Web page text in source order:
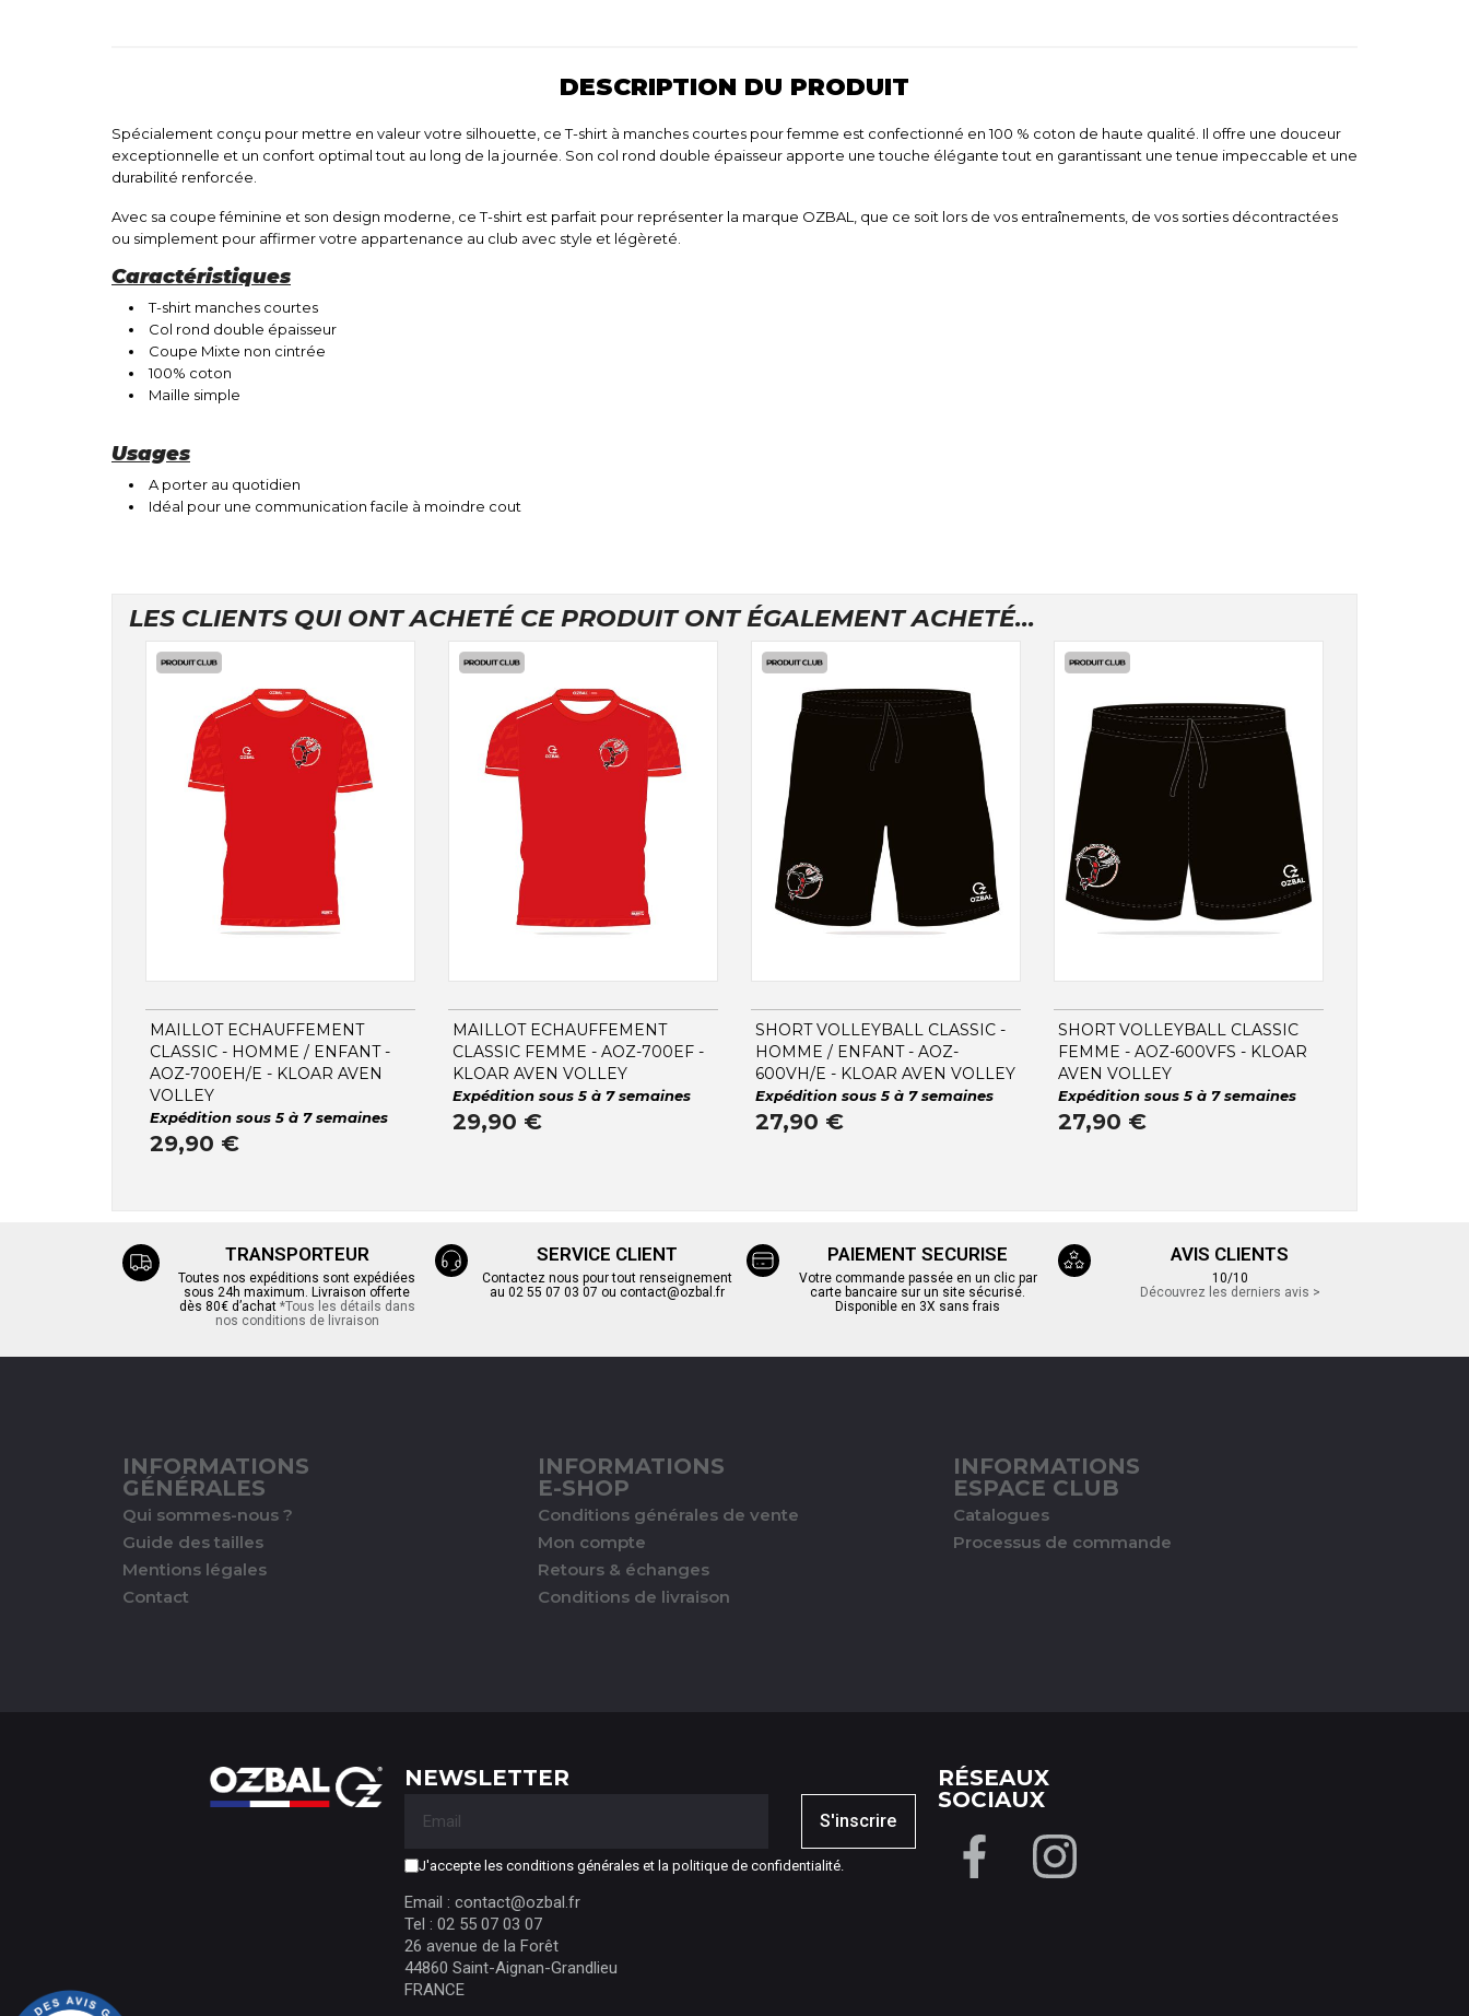
DESCRIPTION DU PRODUIT
Spécialement conçu pour mettre en valeur votre silhouette, ce T-shirt à manches courtes pour femme est confectionné en 100 % coton de haute qualité. Il offre une douceur
exceptionnelle et un confort optimal tout au long de la journée. Son col rond double épaisseur apporte une touche élégante tout en garantissant une tenue impeccable et une
durabilité renforcée.
Avec sa coupe féminine et son design moderne, ce T-shirt est parfait pour représenter la marque OZBAL, que ce soit lors de vos entraînements, de vos sorties décontractées
ou simplement pour affirmer votre appartenance au club avec style et légèreté.
Caractéristiques
T-shirt manches courtes
Col rond double épaisseur
Coupe Mixte non cintrée
100% coton
Maille simple
Usages
A porter au quotidien
Idéal pour une communication facile à moindre cout
LES CLIENTS QUI ONT ACHETÉ CE PRODUIT ONT ÉGALEMENT ACHETÉ...
MAILLOT ECHAUFFEMENT
CLASSIC - HOMME / ENFANT -
AOZ-700EH/E - KLOAR AVEN
VOLLEY
Expédition sous 5 à 7 semaines
29,90 €
MAILLOT ECHAUFFEMENT
CLASSIC FEMME - AOZ-700EF -
KLOAR AVEN VOLLEY
Expédition sous 5 à 7 semaines
29,90 €
SHORT VOLLEYBALL CLASSIC -
HOMME / ENFANT - AOZ-
600VH/E - KLOAR AVEN VOLLEY
Expédition sous 5 à 7 semaines
27,90 €
SHORT VOLLEYBALL CLASSIC
FEMME - AOZ-600VFS - KLOAR
AVEN VOLLEY
Expédition sous 5 à 7 semaines
27,90 €
TRANSPORTEUR
Toutes nos expéditions sont expédiées
sous 24h maximum. Livraison offerte
dès 80€ d’achat *Tous les détails dans
nos conditions de livraison
SERVICE CLIENT
Contactez nous pour tout renseignement
au 02 55 07 03 07 ou contact@ozbal.fr
PAIEMENT SECURISE
Votre commande passée en un clic par
carte bancaire sur un site sécurisé.
Disponible en 3X sans frais
AVIS CLIENTS
10/10
Découvrez les derniers avis >
INFORMATIONS
GÉNÉRALES
Qui sommes-nous ?
Guide des tailles
Mentions légales
Contact
INFORMATIONS
E-SHOP
Conditions générales de vente
Mon compte
Retours & échanges
Conditions de livraison
INFORMATIONS
ESPACE CLUB
Catalogues
Processus de commande
NEWSLETTER
S'inscrire
J'accepte les conditions générales et la politique de confidentialité.
Email : contact@ozbal.fr
Tel : 02 55 07 03 07
26 avenue de la Forêt
44860 Saint-Aignan-Grandlieu
FRANCE
RÉSEAUX
SOCIAUX